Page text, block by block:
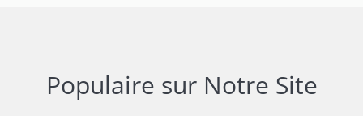
Populaire sur Notre Site